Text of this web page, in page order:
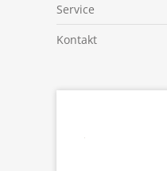
Service
Kontakt